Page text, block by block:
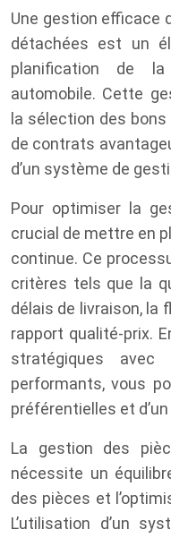
Une gestion efficace
détachées est un
planification de la
automobile. Cette
la sélection des
de contrats
d’un système de
Pour optimiser la
crucial de mettre en
continue. Ce
critères tels que la
délais de livraison, la
rapport qualité-prix.
stratégiques
performants, vous
préférentielles et
La gestion des
nécessite un
des pièces et
L’utilisation d’un